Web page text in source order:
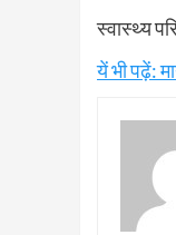
स्वास्थ्य
यें भी पढ़ें: